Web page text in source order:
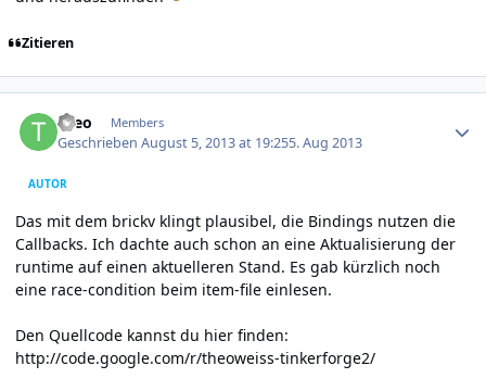
Zitieren
theo Members
GeschriebenAugust 5, 2013 at 19:255. Aug 2013
AUTOR
Das mit dem brickv klingt plausibel, die Bindings nutzen die
Callbacks. Ich dachte auch schon an eine Aktualisierung der
runtime auf einen aktuelleren Stand. Es gab kürzlich noch
eine race-condition beim item-file einlesen.
Den Quellcode kannst du hier finden:
http://code.google.com/r/theoweiss-tinkerforge2/